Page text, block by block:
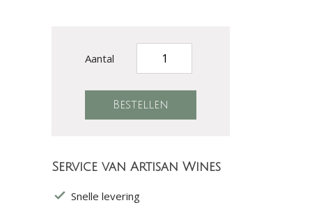
Aantal
Service van Artisan Wines
Snelle levering